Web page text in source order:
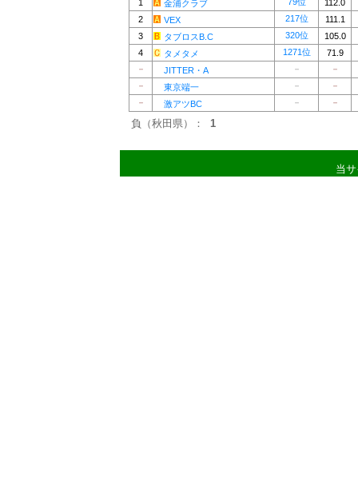
1 金浦クラブ
112.0
2
VEX 217位
111.1
3
タブロスB.C 320位
105.0
4
タメタメ 1271位
71.9
－
JITTER・A －
－
－
東京端一 －
－
－
激アツBC － －
負（秋田県）： 1
当